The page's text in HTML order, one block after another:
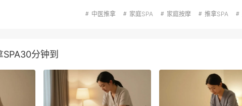
中医推拿 家庭SPA 家庭按摩 推拿SPA
分钟到